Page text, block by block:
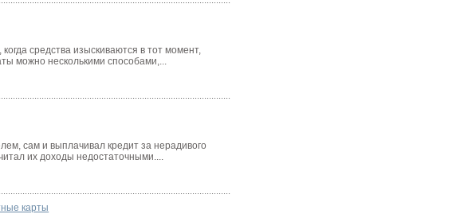
средства изыскиваются в тот момент,
можно несколькими способами,...
сам и выплачивал кредит за нерадивого
их доходы недостаточными....
карты